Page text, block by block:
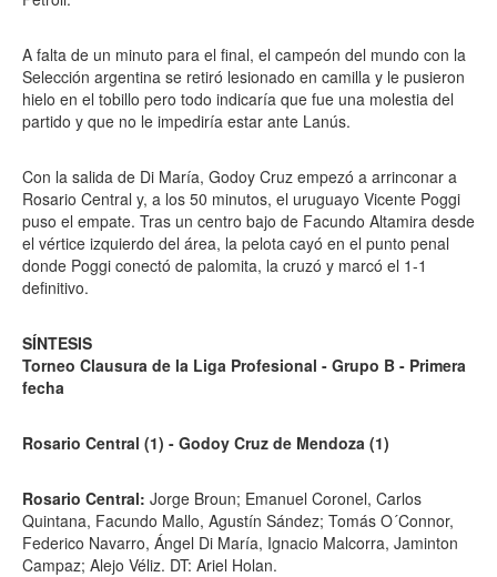
A falta de un minuto para el final, el campeón del mundo con la
Selección argentina se retiró lesionado en camilla y le pusieron
hielo en el tobillo pero todo indicaría que fue una molestia del
partido y que no le impediría estar ante Lanús.
Con la salida de Di María, Godoy Cruz empezó a arrinconar a
Rosario Central y, a los 50 minutos, el uruguayo Vicente Poggi
puso el empate. Tras un centro bajo de Facundo Altamira desde
el vértice izquierdo del área, la pelota cayó en el punto penal
donde Poggi conectó de palomita, la cruzó y marcó el 1-1
definitivo.
SÍNTESIS
Torneo Clausura de la Liga Profesional - Grupo B - Primera
fecha
Rosario Central (1) - Godoy Cruz de Mendoza (1)
Rosario Central: Jorge Broun; Emanuel Coronel, Carlos
Quintana, Facundo Mallo, Agustín Sández; Tomás O´Connor,
Federico Navarro, Ángel Di María, Ignacio Malcorra, Jaminton
Campaz; Alejo Véliz. DT: Ariel Holan.